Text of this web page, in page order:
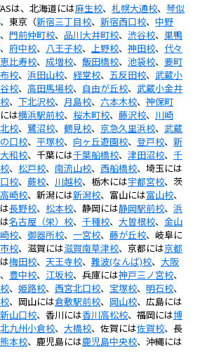
は、北海道には麻生校、 札幌大通校、 琴似
、東京（新宿三丁目校、 新宿西口校、 中野
、 門前仲町校、 品川大井町校、 渋谷校、 巣鴨
、 府中校、 八王子校、 上野校、 神田校、 代々
恵比寿校、 成増校、 飯田橋校、 池袋校、 要町
校、 浜田山校、 経堂校、 五反田校、 武蔵小
校、 高田馬場校、 自由が丘校、 武蔵小金井
、 下北沢校、 月島校、 六本木校、 神保町
は横浜駅前校、 桜木町校、 藤沢校、 川崎
校、 鷺沼校、 鶴見校、 京急久里浜校、 武蔵
口校、 平塚校、 向ヶ丘遊園校、 登戸校、 新
大和校、千葉には千葉船橋校、 津田沼校、 千
、 松戸校、 南流山校、 西船橋校、埼玉には
校、 蕨校、 川越校、栃木には宇都宮校、茨
高崎校、新潟には新潟校、富山には富山校、
長野校、 松本校、静岡には静岡駅前校、 浜
名古屋（栄）校、 千種校、 大曽根校、 金山
校、 御器所校、 一宮校、 藤が丘校、岐阜に
校、滋賀には滋賀南草津校、京都には京都
梅田校、 天王寺校、 難波(なんば)校、 大阪
、 豊中校、 江坂校、兵庫には神戸三ノ宮校、
、 姫路校、 西宮北口校、 宝塚校、 明石校、
、岡山には倉敷駅前校、 岡山校、広島には
新山口校、香川には香川高松校、福岡には博
北九州小倉校、 大橋校、佐賀には佐賀校、長
熊本校、鹿児島には鹿児島中央校、沖縄には